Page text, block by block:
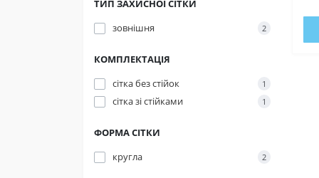
ТИП ЗАХИСНОЇ СІТКИ
зовнішня
2
КОМПЛЕКТАЦІЯ
сітка без стійок
1
сітка зі стійками 1
ФОРМА СІТКИ
кругла
2